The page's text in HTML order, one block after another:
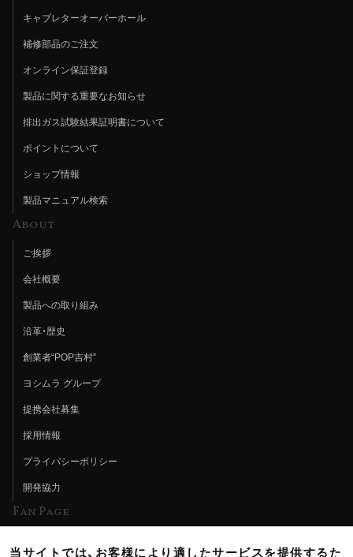
キャブレターオーバーホール
補修部品のご注文
オンライン保証登録
製品に関する重要なお知らせ
排出ガス試験結果証明書について
ポイントについて
ショップ情報
製品マニュアル検索
About
ご挨拶
会社概要
製品への取り組み
沿革・歴史
創業者“POP吉村”
ヨシムラ グループ
提携会社募集
採用情報
プライバシーポリシー
開発協力
Fan Page
当サイトでは、お客様により適したサービスを提供するた